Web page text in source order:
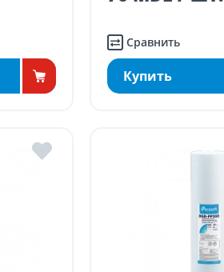
Сравнить
Купить